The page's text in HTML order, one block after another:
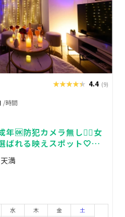
★★★★★
★★★★★ 4.4 (9)
/時間
年🆗防犯カメラ無し🙅‍♂️女
ばれる映えスポット🤍お
無料延長サービス🎉✨
満
水
木
金
土